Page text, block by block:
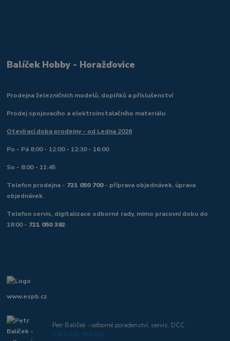
Balíček Hobby - Horažďovice
Prodejna železničních modelů, doplňků a příslušenství
Prodej spojovacího a elektroinstalačního materiálu
Otevírací doba prodejny - od Ledna 2026
Po - Pá 8:00 - 12:00 - 12:30 - 16:00
So - 8:00 - 11:45
Telefon prodejna - 721 050 700- příprava objednávek, úprava
objednávek.
Telefon servis, digitalizace odborné rady, mimo pracovní dobu do
18:00 - 721 050 382
www.espb.cz
Petr Balíček - odborné poradenství, servis, DCC
+420 721 050 382